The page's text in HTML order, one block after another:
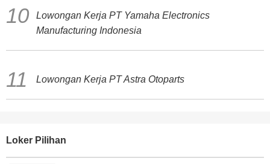
Lowongan Kerja PT Yamaha Electronics
Manufacturing Indonesia
Lowongan Kerja PT Astra Otoparts
Loker Pilihan